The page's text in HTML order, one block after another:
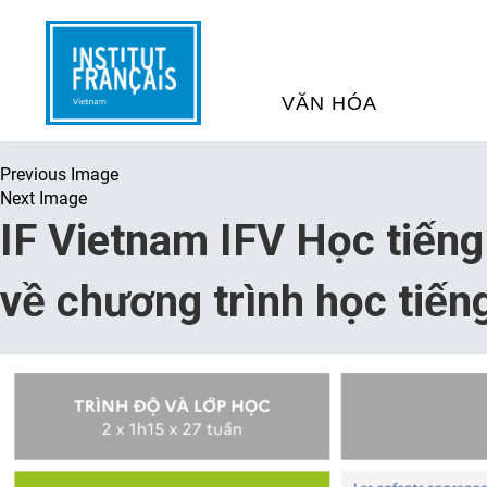
VĂN HÓA
THƯ VIỆN ĐA PHƯƠNG
CHƯƠNG TRÌNH CHIẾU
SÁCH VÀ THƯ TỊCH
NGHỆ SỸ LƯU TRÚ
Previous Image
Next Image
IF Vietnam IFV Học
về chương trình học